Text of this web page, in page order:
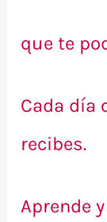
que te
Cada día
recibes.
Aprende